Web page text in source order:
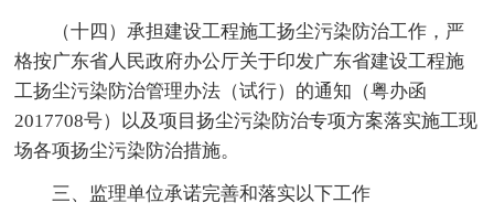
（十四）承担建设工程施工扬尘污染防治工作，严
格按广东省人民政府办公厅关于印发广东省建设工程施
工扬尘污染防治管理办法（试行）的通知（粤办函
2017708号）以及项目扬尘污染防治专项方案落实施工现
场各项扬尘污染防治措施。
三、监理单位承诺完善和落实以下工作